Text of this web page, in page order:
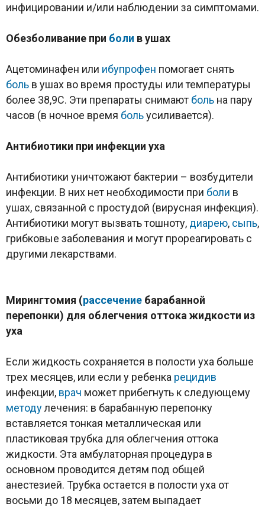
инфицировании и/или наблюдении за симптомами.
Обезболивание при боли в ушах
Ацетоминафен или ибупрофен помогает снять
боль в ушах во время простуды или температуры
более 38,9С. Эти препараты снимают боль на пару
часов (в ночное время больусиливается).
Антибиотики при инфекции уха
Антибиотики уничтожают бактерии – возбудители
инфекции. В них нет необходимости при боли в
ушах, связанной с простудой (вирусная инфекция).
Антибиотики могут вызвать тошноту, диарею, сыпь,
грибковые заболевания и могут прореагировать с
другими лекарствами.
Мирингтомия (рассечение барабанной
перепонки) для облегчения оттока жидкости из
уха
Если жидкость сохраняется в полости уха больше
трех месяцев, или если у ребенка рецидив
инфекции, врач может прибегнуть к следующему
методулечения: в барабанную перепонку
вставляется тонкая металлическая или
пластиковая трубка для облегчения оттока
жидкости. Эта амбулаторная процедура в
основном проводится детям под общей
анестезией. Трубка остается в полости уха от
восьми до 18 месяцев, затем выпадает